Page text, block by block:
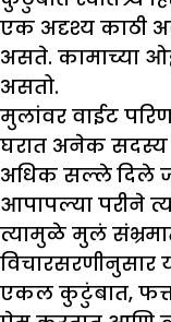
एक अदृश्य काठी
असते. कामाच्या
असतो.
मुलांवर वाईट
घरात अनेक सदस्य
अधिक सल्ले दिले
आपापल्या परीने
त्यामुळे मुलं संभ्रमात
विचारसरणीनुसार
एकल कुटुंबात,